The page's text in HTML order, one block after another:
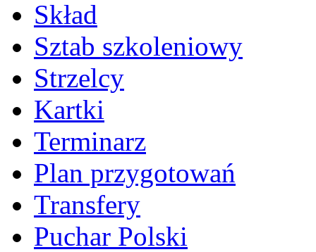
Skład
Sztab szkoleniowy
Strzelcy
Kartki
Terminarz
Plan przygotowań
Transfery
Puchar Polski